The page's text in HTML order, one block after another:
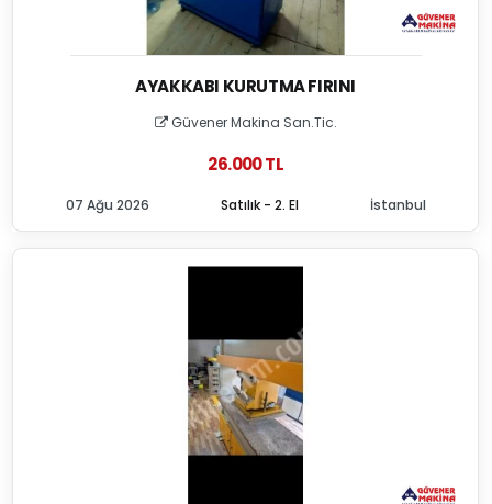
AYAKKABI KURUTMA FIRINI
Güvener Makina San.Tic.
26.000 TL
Satılık - 2. El
07 Ağu 2026 İstanbul